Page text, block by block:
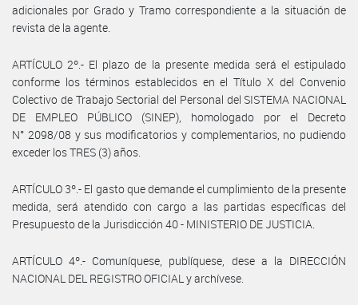
adicionales por Grado y Tramo correspondiente a la situación de
revista de la agente.
ARTÍCULO 2º.- El plazo de la presente medida será el estipulado
conforme los términos establecidos en el Título X del Convenio
Colectivo de Trabajo Sectorial del Personal del SISTEMA NACIONAL
DE EMPLEO PÚBLICO (SINEP), homologado por el Decreto
N° 2098/08 y sus modificatorios y complementarios, no pudiendo
exceder los TRES (3) años.
ARTÍCULO 3º.- El gasto que demande el cumplimiento de la presente
medida, será atendido con cargo a las partidas específicas del
Presupuesto de la Jurisdicción 40 - MINISTERIO DE JUSTICIA.
ARTÍCULO 4º.- Comuníquese, publíquese, dese a la DIRECCIÓN
NACIONAL DEL REGISTRO OFICIAL y archívese.